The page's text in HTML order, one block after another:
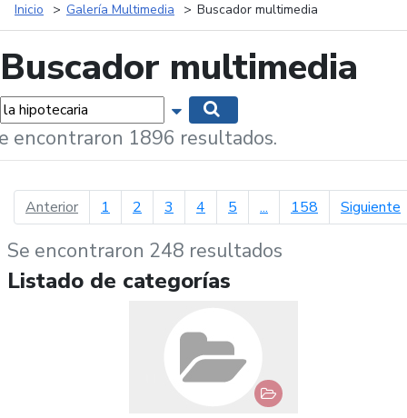
Inicio Galería Multimedia Buscador multimedia
Buscador multimedia
Mostrar opciones de búsqueda
encontraron 1896 resultados.
Anteriorpágina anterior
1 2 3 4 5 ... 158 Siguiente
Se encontraron 248 resultados
Listado de categorías